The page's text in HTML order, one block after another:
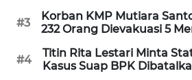
#3
Korban KMP Mutiara
232 Orang Dievakuasi 5
#4
Titin Rita Lestari Minta
Kasus Suap BPK
SIBARAGAS
NEWS
METRO